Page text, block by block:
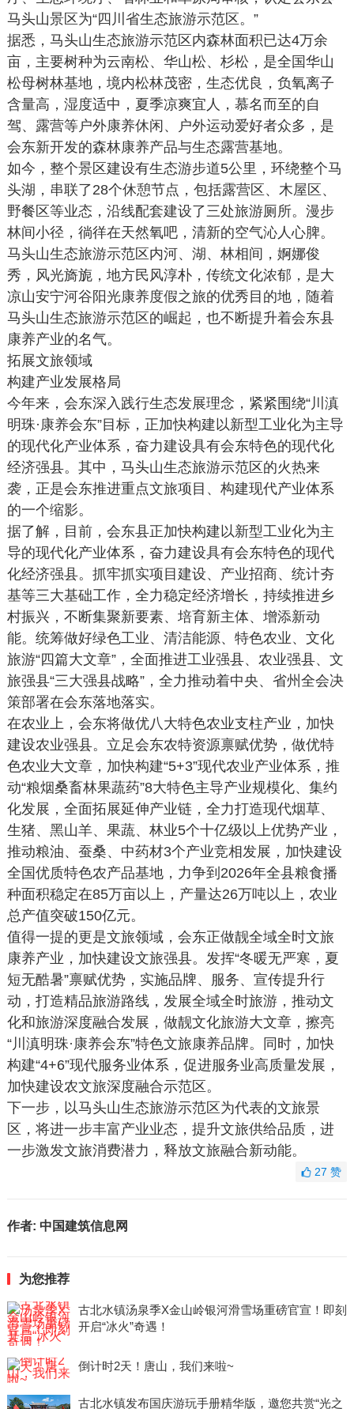
马头山景区为“四川省生态旅游示范区。”
据悉，马头山生态旅游示范区内森林面积已达4万余
亩，主要树种为云南松、华山松、杉松，是全国华山
松母树林基地，境内松林茂密，生态优良，负氧离子
含量高，湿度适中，夏季凉爽宜人，慕名而至的自
驾、露营等户外康养休闲、户外运动爱好者众多，是
会东新开发的森林康养产品与生态露营基地。
如今，整个景区建设有生态游步道5公里，环绕整个马
头湖，串联了28个休憩节点，包括露营区、木屋区、
野餐区等业态，沿线配套建设了三处旅游厕所。漫步
林间小径，徜徉在天然氧吧，清新的空气沁人心脾。
马头山生态旅游示范区内河、湖、林相间，婀娜俊
秀，风光旖旎，地方民风淳朴，传统文化浓郁，是大
凉山安宁河谷阳光康养度假之旅的优秀目的地，随着
马头山生态旅游示范区的崛起，也不断提升着会东县
康养产业的名气。
拓展文旅领域
构建产业发展格局
今年来，会东深入践行生态发展理念，紧紧围绕“川滇
明珠·康养会东”目标，正加快构建以新型工业化为主导
的现代化产业体系，奋力建设具有会东特色的现代化
经济强县。其中，马头山生态旅游示范区的火热来
袭，正是会东推进重点文旅项目、构建现代产业体系
的一个缩影。
据了解，目前，会东县正加快构建以新型工业化为主
导的现代化产业体系，奋力建设具有会东特色的现代
化经济强县。抓牢抓实项目建设、产业招商、统计夯
基等三大基础工作，全力稳定经济增长，持续推进乡
村振兴，不断集聚新要素、培育新主体、增添新动
能。统筹做好绿色工业、清洁能源、特色农业、文化
旅游“四篇大文章”，全面推进工业强县、农业强县、文
旅强县“三大强县战略”，全力推动着中央、省州全会决
策部署在会东落地落实。
在农业上，会东将做优八大特色农业支柱产业，加快
建设农业强县。立足会东农特资源禀赋优势，做优特
色农业大文章，加快构建“5+3”现代农业产业体系，推
动“粮烟桑畜林果蔬药”8大特色主导产业规模化、集约
化发展，全面拓展延伸产业链，全力打造现代烟草、
生猪、黑山羊、果蔬、林业5个十亿级以上优势产业，
推动粮油、蚕桑、中药材3个产业竞相发展，加快建设
全国优质特色农产品基地，力争到2026年全县粮食播
种面积稳定在85万亩以上，产量达26万吨以上，农业
总产值突破150亿元。
值得一提的更是文旅领域，会东正做靓全域全时文旅
康养产业，加快建设文旅强县。发挥“冬暖无严寒，夏
短无酷暑”禀赋优势，实施品牌、服务、宣传提升行
动，打造精品旅游路线，发展全域全时旅游，推动文
化和旅游深度融合发展，做靓文化旅游大文章，擦亮
“川滇明珠·康养会东”特色文旅康养品牌。同时，加快
构建“4+6”现代服务业体系，促进服务业高质量发展，
加快建设农文旅深度融合示范区。
下一步，以马头山生态旅游示范区为代表的文旅景
区，将进一步丰富产业业态，提升文旅供给品质，进
一步激发文旅消费潜力，释放文旅融合新动能。
27赞
作者: 中国建筑信息网
为您推荐
古北水镇汤泉季X金山岭银河滑雪场重磅官宣！即刻
开启“冰火”奇遇！
倒计时2天！唐山，我们来啦~
古北水镇发布国庆游玩手册精华版，邀您共赏“光之